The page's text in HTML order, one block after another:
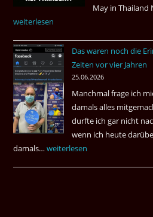
May in
weiterlesen
Das waren noch die
Zeiten vor vier Jahren
25.06.2026
Manchmal frage ich
damals alles
durfte ich gar nicht
wenn ich heute
damals…Das
weiterlesen